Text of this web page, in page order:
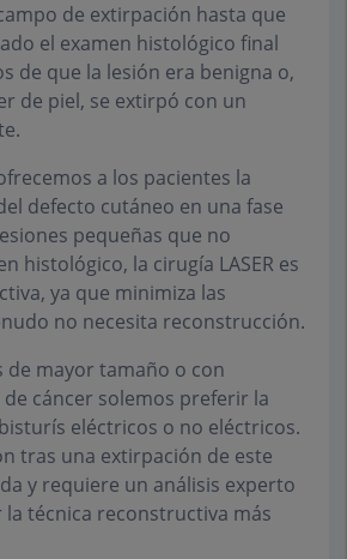
de extirpación hasta que
el examen histológico final
de que la lesión era benigna o,
de piel, se extirpó con un
a los pacientes la
defecto cutáneo en una fase
pequeñas que no
histológico, la cirugía LASER es
ya que minimiza las
no necesita reconstrucción.
de mayor tamaño o con
cáncer solemos preferir la
eléctricos o no eléctricos.
tras una extirpación de este
y requiere un análisis experto
la técnica reconstructiva más